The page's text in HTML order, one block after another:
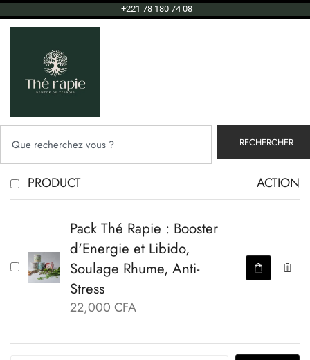
+221 78 180 74 08
RECHERCHER
PRODUCT ACTION
Pack Thé Rapie : Booster
d'Energie et Libido,
Soulage Rhume, Anti-
Stress
22,000 CFA